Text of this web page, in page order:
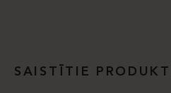
SAISTĪTIE PRODUKTI